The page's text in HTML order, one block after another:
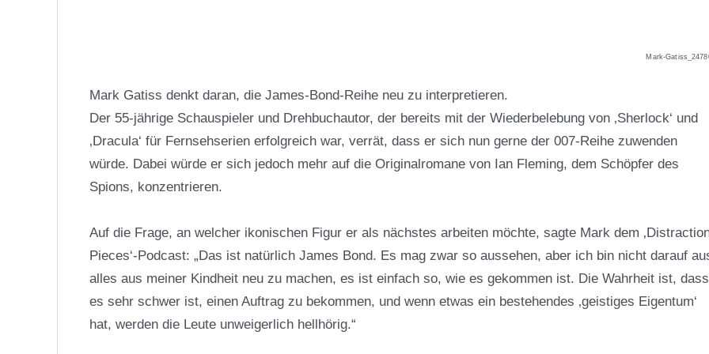
Mark-
Mark Gatiss denkt daran, die James-Bond-Reihe neu zu interpretieren.
Der 55-jährige Schauspieler und Drehbuchautor, der bereits mit der Wiederbelebung von ‚Sherlock‘ und
‚Dracula‘ für Fernsehserien erfolgreich war, verrät, dass er sich nun gerne der 007-Reihe zuwenden
würde. Dabei würde er sich jedoch mehr auf die Originalromane von Ian Fleming, dem Schöpfer des
Spions, konzentrieren.
Auf die Frage, an welcher ikonischen Figur er als nächstes arbeiten möchte, sagte Mark dem
Pieces‘-Podcast: „Das ist natürlich James Bond. Es mag zwar so aussehen, aber ich bin nicht darauf
alles aus meiner Kindheit neu zu machen, es ist einfach so, wie es gekommen ist. Die Wahrheit ist, dass
es sehr schwer ist, einen Auftrag zu bekommen, und wenn etwas ein bestehendes ‚geistiges Eigentum‘
hat, werden die Leute unweigerlich hellhörig.“